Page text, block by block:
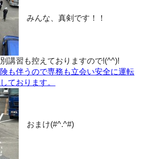
みんな、真剣です！！
講習も控えておりますので!(^^)!
も伴うので専務も立会い安全に運転
ております。
おまけ(#^.^#)